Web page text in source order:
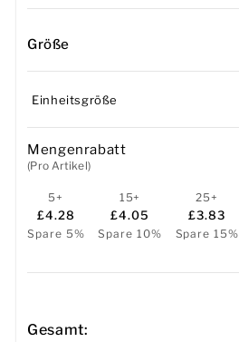
Sport-Accessoires
Größe
Einheitsgröße
Mengenrabatt
(Pro Artikel)
5+
£4.28
Spare 5%
15+
£4.05
Spare 10%
25+
£3.83
Spare 15%
Gesamt: